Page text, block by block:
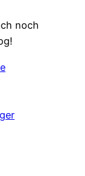
noch